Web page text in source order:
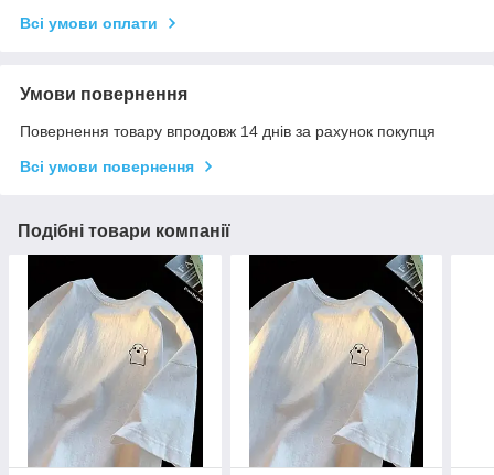
Всі умови оплати
Умови повернення
Повернення товару впродовж 14 днів за рахунок покупця
Всі умови повернення
Подібні товари компанії